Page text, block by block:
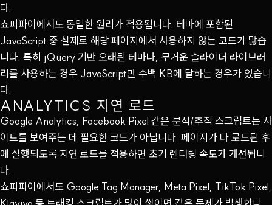
다.
쇼피파이에서도 동일한 원리가 적용됩니다. 테마에 포함된
JavaScript 중 실제로 해당 페이지에서 사용하지 않는 코드가 많습
니다. 특히 jQuery 기반 오래된 테마나, 무거운 슬라이더 라이브러
리를 사용하는 경우 JavaScript만 수백 KB에 달하는 경우가 있습니
다.
ANALYTICS 지연 로드
Google Analytics, Facebook Pixel 같은 분석/추적 스크립트는 사
이트를 보여주는 데 필요한 코드가 아닙니다. 페이지가 다 로드된 후
에 실행되도록 지연 로드를 적용하면 초기 렌더링 속도가 개선됩니
다.
쇼피파이에서도 Google Tag Manager, Meta Pixel, TikTok Pixel,